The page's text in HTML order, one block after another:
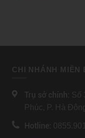
CHI NHÁNH MIỀN
Trụ sở chính: Số
Phúc, P. Hà
Hotline: